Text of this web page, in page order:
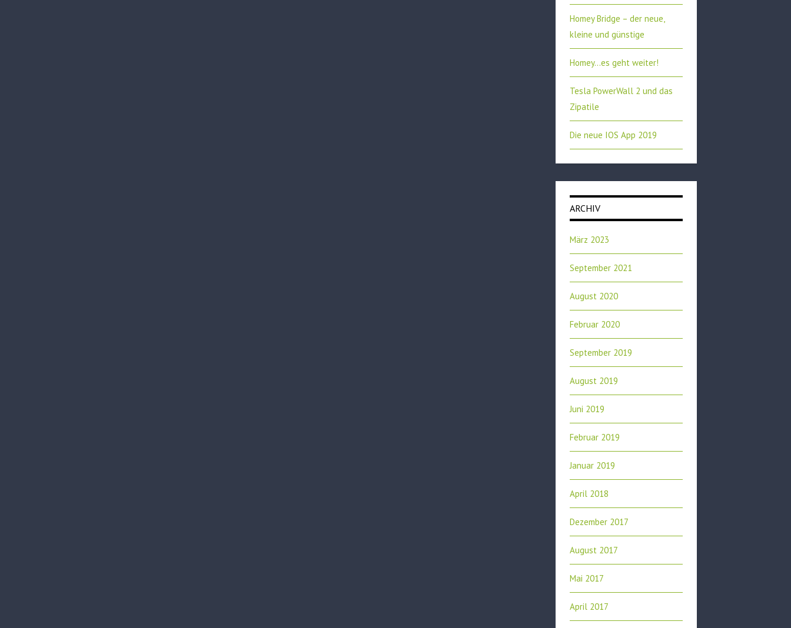
Homey Bridge – der neue,
kleine und günstige
Homey…es geht weiter!
Tesla PowerWall 2 und das
Zipatile
Die neue IOS App 2019
ARCHIV
März 2023
September 2021
August 2020
Februar 2020
September 2019
August 2019
Juni 2019
Februar 2019
Januar 2019
April 2018
Dezember 2017
August 2017
Mai 2017
April 2017